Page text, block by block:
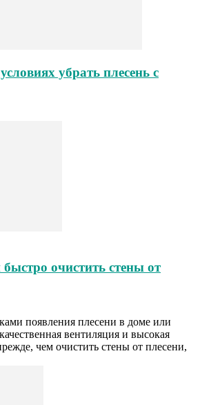
убрать плесень с
очистить стены от
появления плесени в доме или
вентиляция и высокая
чем очистить стены от плесени,